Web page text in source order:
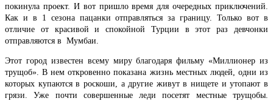
покинула проект. И вот пришло время для очередных приключений.
Как и в 1 сезона пацанки отправляться за границу. Только вот в
отличие от красивой и спокойной Турции в этот раз девчонки
отправляются в Мумбаи.
Этот город известен всему миру благодаря фильму «Миллионер из
трущоб». В нем откровенно показана жизнь местных людей, одни из
которых купаются в роскоши, а другие живут в нищете и утопают в
грязи. Уже почти совершенные леди посетят местные трущобы.